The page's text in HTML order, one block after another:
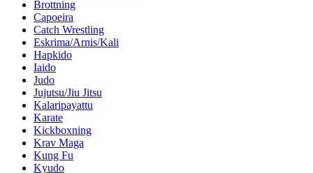
Brottning
Capoeira
Catch Wrestling
Eskrima/Arnis/Kali
Hapkido
Iaido
Judo
Jujutsu/Jiu Jitsu
Kalaripayattu
Karate
Kickboxning
Krav Maga
Kung Fu
Kyudo